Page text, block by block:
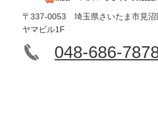
〒337-0053 埼玉県さいたま市見沼
ヤマビル1F
048-686-